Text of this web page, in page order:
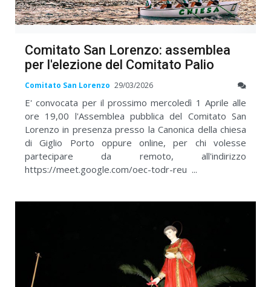
Comitato San Lorenzo: assemblea
per l'elezione del Comitato Palio
Comitato San Lorenzo 29/03/2026
E' convocata per il prossimo mercoledì 1 Aprile alle
ore 19,00 l'Assemblea pubblica del Comitato San
Lorenzo in presenza presso la Canonica della chiesa
di Giglio Porto oppure online, per chi volesse
partecipare da remoto, all'indirizzo
https://meet.google.com/oec-todr-reu ...